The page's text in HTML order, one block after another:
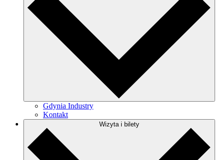
Gdynia Industry
Kontakt
Wizyta i bilety